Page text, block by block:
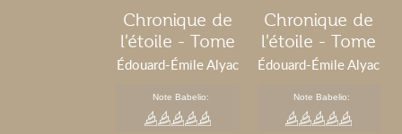
Chronique de
l'étoile - Tome
1
Édouard-Émile Alyac
Note Babelio:
Chronique de
l'étoile - Tome
2
Édouard-Émile Alyac
Note Babelio: